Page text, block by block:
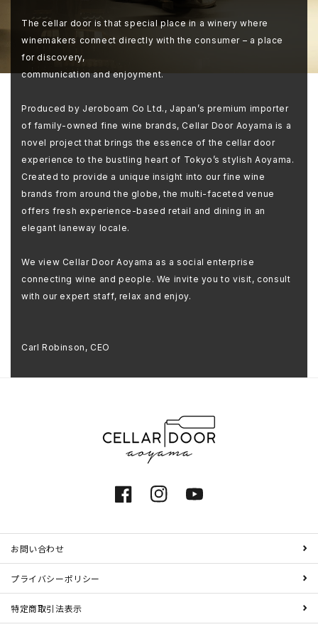
The cellar door is that special place in a winery where
winemakers connect directly with the consumer – a place
for discovery,
communication and enjoyment.
Produced by Jeroboam Co Ltd., Japan’s premium importer
of family-owned fine wine brands, Cellar Door Aoyama is a
novel project that brings the essence of the cellar door
experience to the bustling heart of Tokyo’s stylish Aoyama.
Created to provide a unique insight into our fine wine
brands from around the globe, the multi-faceted venue
offers fresh experience-based retail and dining in an
elegant laneway locale.
We view Cellar Door Aoyama as a social enterprise
connecting wine and people. We invite you to visit, consult
with our expert staff, relax and enjoy.
Carl Robinson, CEO
FacebookInstagramYouTube
お問い合わせ
プライバシーポリシー
特定商取引法表示